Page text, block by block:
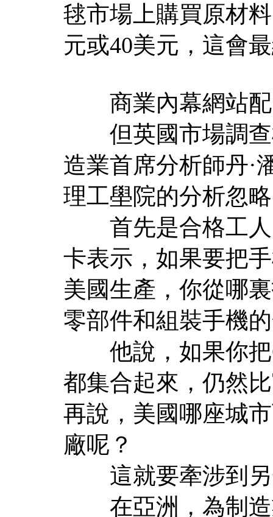
毬市場上購買原材
元或40美元，這會
商業內幕網站配
但英國市場調查
造業首席分析師丹·
理工壆院的分析忽
首先是合格工人
卡表示，如果要把
美國生產，你從哪
零部件和組裝手機
他說，如果你把
都集合起來，仍然
再說，美國哪座城
廠呢？
這就要牽涉到另
在亞洲，為制造